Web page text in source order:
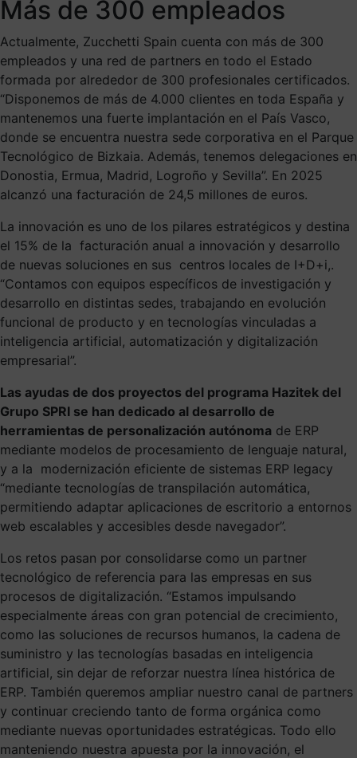
Más de 300 empleados
Actualmente, Zucchetti Spain cuenta con más de 300
empleados y una red de partners en todo el Estado
formada por alrededor de 300 profesionales certificados.
“Disponemos de más de 4.000 clientes en toda España y
mantenemos una fuerte implantación en el País Vasco,
donde se encuentra nuestra sede corporativa en el Parque
Tecnológico de Bizkaia. Además, tenemos delegaciones en
Donostia, Ermua, Madrid, Logroño y Sevilla”. En 2025
alcanzó una facturación de 24,5 millones de euros.
La innovación es uno de los pilares estratégicos y destina
el 15% de la facturación anual a innovación y desarrollo
de nuevas soluciones en sus centros locales de I+D+i,.
“Contamos con equipos específicos de investigación y
desarrollo en distintas sedes, trabajando en evolución
funcional de producto y en tecnologías vinculadas a
inteligencia artificial, automatización y digitalización
empresarial”.
Las ayudas de dos proyectos del programa Hazitek del
Grupo SPRI se han dedicado al desarrollo de
herramientas de personalización autónoma de ERP
mediante modelos de procesamiento de lenguaje natural,
y a la modernización eficiente de sistemas ERP legacy
“mediante tecnologías de transpilación automática,
permitiendo adaptar aplicaciones de escritorio a entornos
web escalables y accesibles desde navegador”.
Los retos pasan por consolidarse como un partner
tecnológico de referencia para las empresas en sus
procesos de digitalización. “Estamos impulsando
especialmente áreas con gran potencial de crecimiento,
como las soluciones de recursos humanos, la cadena de
suministro y las tecnologías basadas en inteligencia
artificial, sin dejar de reforzar nuestra línea histórica de
ERP. También queremos ampliar nuestro canal de partners
y continuar creciendo tanto de forma orgánica como
mediante nuevas oportunidades estratégicas. Todo ello
manteniendo nuestra apuesta por la innovación, el